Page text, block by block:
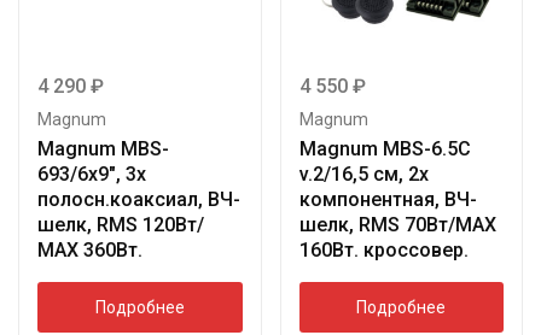
4 290 ₽
Magnum
Magnum MBS-
693/6х9″, 3х
полосн.коаксиал, ВЧ-
шелк, RMS 120Вт/
МАХ 360Вт.
Подробнее
4 550 ₽
Magnum
Magnum MBS-6.5C
v.2/16,5 см, 2х
компонентная, ВЧ-
шелк, RMS 70Вт/МАХ
160Вт. кроссовер.
Подробнее